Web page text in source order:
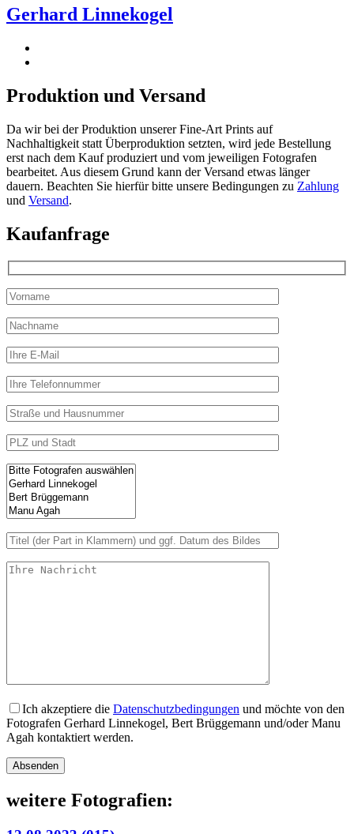
Gerhard Linnekogel
Produktion und Versand
Da wir bei der Produktion unserer Fine-Art Prints auf
Nachhaltigkeit statt Überproduktion setzten, wird jede Bestellung
erst nach dem Kauf produziert und vom jeweiligen Fotografen
bearbeitet. Aus diesem Grund kann der Versand etwas länger
dauern. Beachten Sie hierfür bitte unsere Bedingungen zu Zahlung
und Versand.
Kaufanfrage
Ich akzeptiere die Datenschutzbedingungen und möchte von den
Fotografen Gerhard Linnekogel, Bert Brüggemann und/oder Manu
Agah kontaktiert werden.
Bitte lasse dieses Feld leer.
weitere Fotografien: